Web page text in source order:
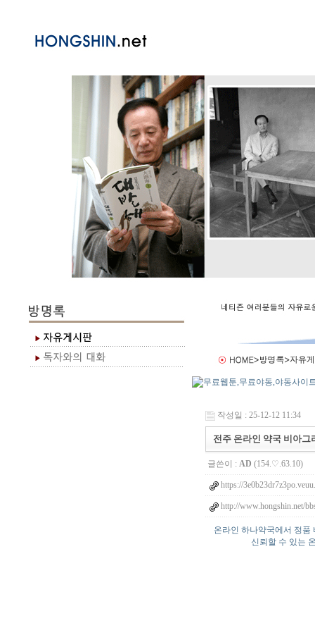
작성일 : 25-12-12 11:34
전주 온라인 약국 비아그
글쓴이 : AD (154.♡.63.10)
https://
http://www.hongshin.net/
온라인 하나약국에서 정품
신뢰할 수 있는